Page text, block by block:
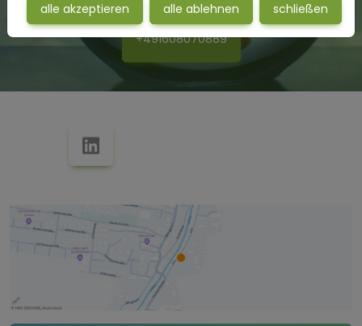
Handy
+491608070889
alle akzeptieren alle ablehnen schließen